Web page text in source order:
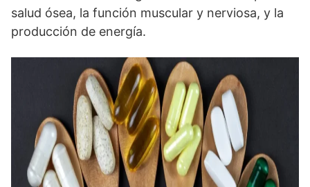
salud ósea, la función muscular y nerviosa, y la
producción de energía.